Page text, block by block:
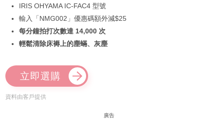
IRIS OHYAMA IC-FAC4 型號
輸入「NMG002」優惠碼額外減$25
每分鐘拍打次數達 14,000 次
輕鬆清除床褥上的塵蟎、灰塵
立即選購
資料由客戶提供
廣告